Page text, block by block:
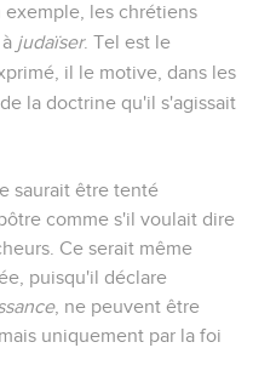
exemple, les chrétiens
judaïser. Tel est le
il le motive, dans les
la doctrine qu'il s'agissait
saurait être tenté
comme s'il voulait dire
Ce serait même
puisqu'il déclare
, ne peuvent être
uniquement par la foi